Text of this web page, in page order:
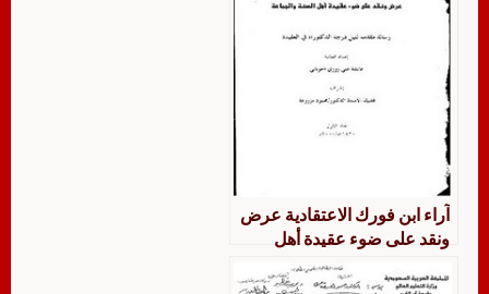
آراء ابن فورك الاعتقادية عرض
ونقد على ضوء عقيدة أهل
السنة والجماعة